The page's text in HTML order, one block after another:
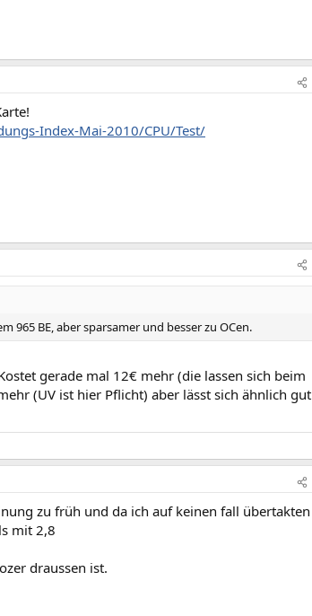
Index-Mai-2010/CPU/Test/
965 BE, aber sparsamer und besser zu OCen.
gerade mal 12€ mehr (die lassen sich beim
(UV ist hier Pflicht) aber lässt sich ähnlich gut
zu früh und da ich auf keinen fall übertakten
mit 2,8
draussen ist.